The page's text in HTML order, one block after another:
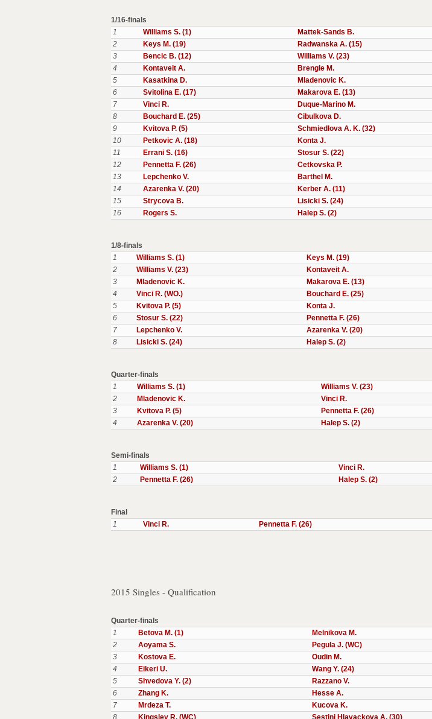
1/16-finals
1
Williams S. (1) Mattek-Sands B.
2
Keys M. (19) Radwanska A. (15)
3
Bencic B. (12) Williams V. (23)
4
Kontaveit A. Brengle M.
5
Kasatkina D. Mladenovic K.
6
Svitolina E. (17) Makarova E. (13)
7
Vinci R. Duque-Marino M.
8
Bouchard E. (25) Cibulkova D.
9
Kvitova P. (5) Schmiedlova A. K. (32)
10
Petkovic A. (18) Konta J.
11
Errani S. (16) Stosur S. (22)
12
Pennetta F. (26) Cetkovska P.
13
Lepchenko V. Barthel M.
14
Azarenka V. (20) Kerber A. (11)
15
Strycova B. Lisicki S. (24)
16
Rogers S. Halep S. (2)
1/8-finals
1
Williams S. (1) Keys M. (19)
2
Williams V. (23) Kontaveit A.
3
Mladenovic K. Makarova E. (13)
4
Vinci R. (WO.)
Bouchard E. (25)
5
Kvitova P. (5) Konta J.
6
Stosur S. (22) Pennetta F. (26)
7
Lepchenko V. Azarenka V. (20)
8
Lisicki S. (24) Halep S. (2)
Quarter-finals
1
Williams S. (1) Williams V. (23)
2
Mladenovic K. Vinci R.
3
Kvitova P. (5) Pennetta F. (26)
4
Azarenka V. (20) Halep S. (2)
Semi-finals
1
Williams S. (1) Vinci R.
2
Pennetta F. (26) Halep S. (2)
Final
1
Vinci R. Pennetta F. (26)
2015 Singles - Qualification
Quarter-finals
1
Betova M. (1) Melnikova M.
2
Aoyama S. Pegula J. (WC)
3
Kostova E. Oudin M.
4
Eikeri U. Wang Y. (24)
5
Shvedova Y. (2) Razzano V.
6
Zhang K. Hesse A.
7
Mrdeza T. Kucova K.
8
Kingsley R. (WC) Sestini Hlavackova A. (30)